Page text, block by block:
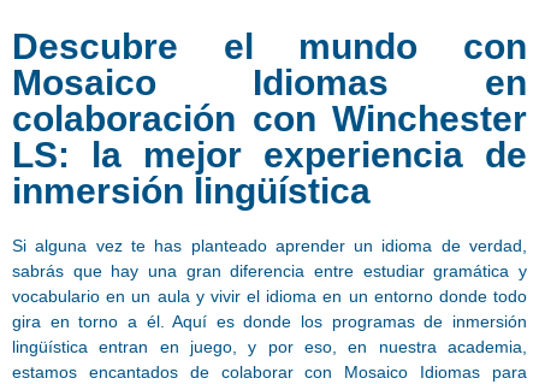
Descubre el mundo con
Mosaico Idiomas en
colaboración con Winchester
LS: la mejor experiencia de
inmersión lingüística
Si alguna vez te has planteado aprender un idioma de verdad,
sabrás que hay una gran diferencia entre estudiar gramática y
vocabulario en un aula y vivir el idioma en un entorno donde todo
gira en torno a él. Aquí es donde los programas de inmersión
lingüística entran en juego, y por eso, en nuestra academia,
estamos encantados de colaborar con Mosaico Idiomas para